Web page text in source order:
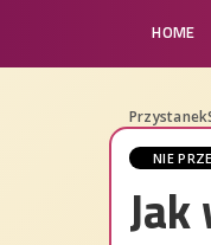
HOME
NIE